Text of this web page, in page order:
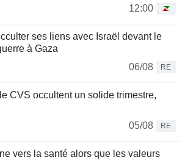
12:00
ses liens avec Israël devant le
à Gaza
06/08
RE
CVS occultent un solide trimestre,
05/08
RE
vers la santé alors que les valeurs